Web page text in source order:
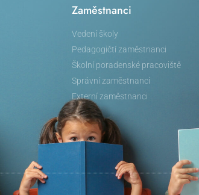
Zaměstnanci
Vedení školy
Pedagogičtí zaměstnanci
Školní poradenské pracoviště
Správní zaměstnanci
Externí zaměstnanci